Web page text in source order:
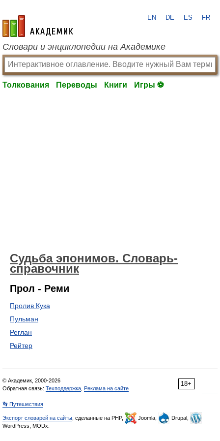
academic.ru
EN DE ES FR
Словари и энциклопедии на Академике
Толкования Переводы Книги Игры ⚽
Судьба эпонимов. Словарь-
справочник
Прол - Реми
Пролив Кука
Пульман
Реглан
Рейтер
18+
© Академик, 2000-2026
Обратная связь: Техподдержка Реклама на сайте
👣 Путешествия
Экспорт словарей на сайты , сделанные на PHP, Joomla,
Drupal,
WordPress, MODx.